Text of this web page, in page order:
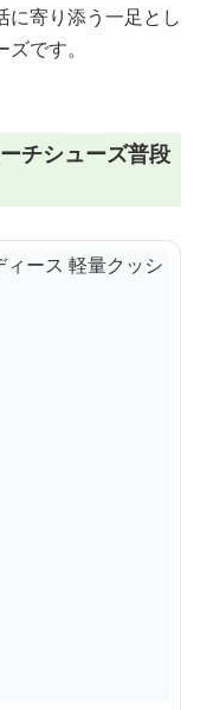
に寄り添う一足とし
です。
チシューズ普段